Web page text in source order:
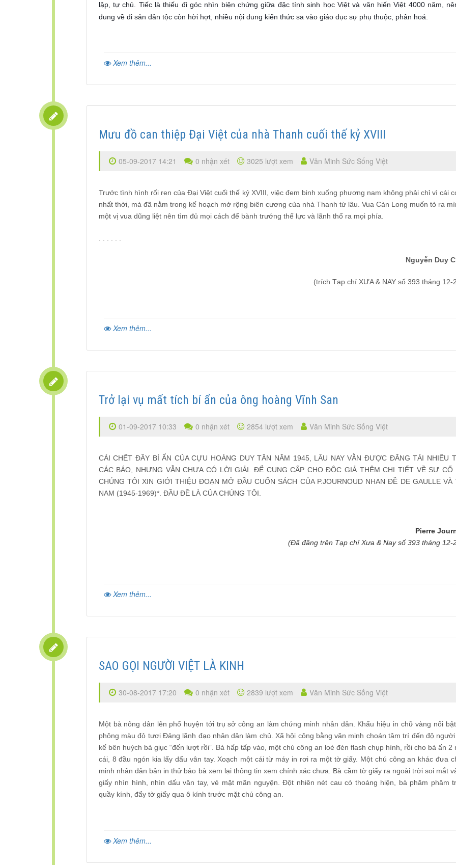
lập, tự chủ. Tiếc là thiếu đi góc nhìn biện chứng giữa đặc tính sinh học Việt và văn hiến Việt 4000 năm,
dung về di sản dân tộc còn hời hợt, nhiều nội dung kiến thức sa vào giáo dục sự phụ thuộc, phân hoá.
Xem thêm...
Mưu đồ can thiệp Đại Việt của nhà Thanh cuối thế kỷ XVIII
05-09-2017 14:21 0 nhận xét 3025 lượt xem Văn Minh Sức Sống Việt
Trước tình hình rối ren của Đại Việt cuối thế kỷ XVIII, việc đem binh xuống phương nam không phải chỉ vì cái
nhất thời, mà đã nằm trong kế hoạch mở rộng biên cương của nhà Thanh từ lâu. Vua Càn Long muốn tỏ ra
một vị vua dũng liệt nên tìm đủ mọi cách để bành trướng thế lực và lãnh thổ ra mọi phía.
Nguyễn Duy
(trích Tạp chí XƯA & NAY số 393 tháng 12-
Xem thêm...
Trở lại vụ mất tích bí ẩn của ông hoàng Vĩnh San
01-09-2017 10:33 0 nhận xét 2854 lượt xem Văn Minh Sức Sống Việt
CÁI CHẾT ĐẦY BÍ ẨN CỦA CỰU HOÀNG DUY TÂN NĂM 1945, LÂU NAY VẪN ĐƯỢC ĐĂNG TẢI NHIỀU
CÁC BÁO, NHƯNG VẪN CHƯA CÓ LỜI GIẢI. ĐỂ CUNG CẤP CHO ĐỘC GIẢ THÊM CHI TIẾT VỀ SỰ CỐ
CHÚNG TÔI XIN GIỚI THIỆU ĐOẠN MỞ ĐẦU CUỐN SÁCH CỦA P.JOURNOUD NHAN ĐỀ DE GAULLE VÀ
NAM (1945-1969)*. ĐẦU ĐỀ LÀ CỦA CHÚNG TÔI.
Pierre
(Đã đăng trên Tạp chí Xưa & Nay số 393 tháng 12-
Xem thêm...
SAO GỌI NGƯỜI VIỆT LÀ KINH
30-08-2017 17:20 0 nhận xét 2839 lượt xem Văn Minh Sức Sống Việt
Một bà nông dân lên phố huyện tới trụ sở công an làm chứng minh nhân dân. Khẩu hiệu in chữ vàng nổi
phông màu đỏ tươi Đảng lãnh đạo nhân dân làm chủ. Xã hội công bằng văn minh choán tâm trí đến độ
kế bên huých bà giục “đến lượt rồi”. Bà hấp tấp vào, một chú công an loé đèn flash chụp hình, rồi cho bà ấn 2
cái, 8 đầu ngón kia lấy dấu vân tay. Xoạch một cái từ máy in rơi ra một tờ giấy. Một chú công an khác đưa
minh nhân dân bản in thử bảo bà xem lại thông tin xem chính xác chưa. Bà cầm tờ giấy ra ngoài trời soi mắt
giấy nhìn hình, nhìn dấu vân tay, vẻ mặt mãn nguyện. Đột nhiên nét cau có thoáng hiện, bà phăm phăm
quầy kính, đẩy tờ giấy qua ô kính trước mặt chú công an.
Xem thêm...